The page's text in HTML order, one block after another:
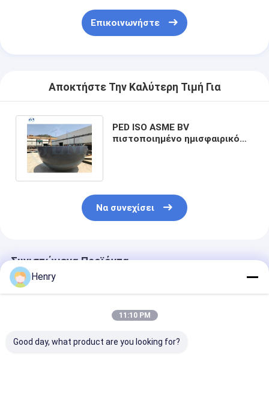
Επικοινωνήστε
Αποκτήστε Την Καλύτερη Τιμή Για
PED ISO ASME BV
πιστοποιημένο ημισφαιρικό
Να συνεχίσει
Συνιστώμενα Προϊόντα
Henry
11:10 PM
Good day, what product are you looking for?